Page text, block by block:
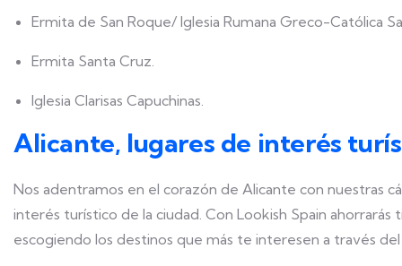
Ermita de San Roque/ Iglesia Rumana Greco-Católica
Ermita Santa Cruz.
Iglesia Clarisas Capuchinas.
Alicante, lugares de interés
Nos adentramos en el corazón de Alicante con nuestras
interés turístico de la ciudad. Con Lookish Spain
escogiendo los destinos que más te interesen a través